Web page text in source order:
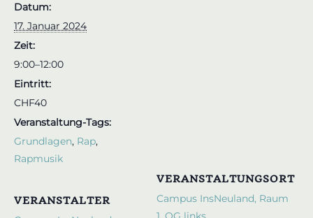
Datum:
17. Januar 2024
Zeit:
9:00–12:00
Eintritt:
CHF40
Veranstaltung-Tags:
Grundlagen, Rap,
Rapmusik
VERANSTALTER
VERANSTALTUNGSORT
Campus InsNeuland, Raum